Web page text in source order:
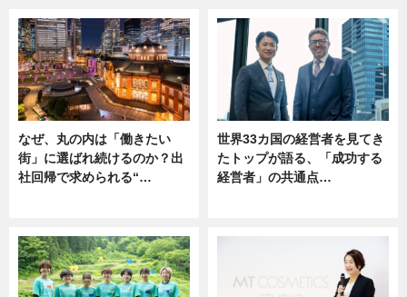
なぜ、丸の内は「働きたい
街」に選ばれ続けるのか？出
社回帰で求められる“…
世界33カ国の経営者を見てき
たトップが語る、「成功する
経営者」の共通点…